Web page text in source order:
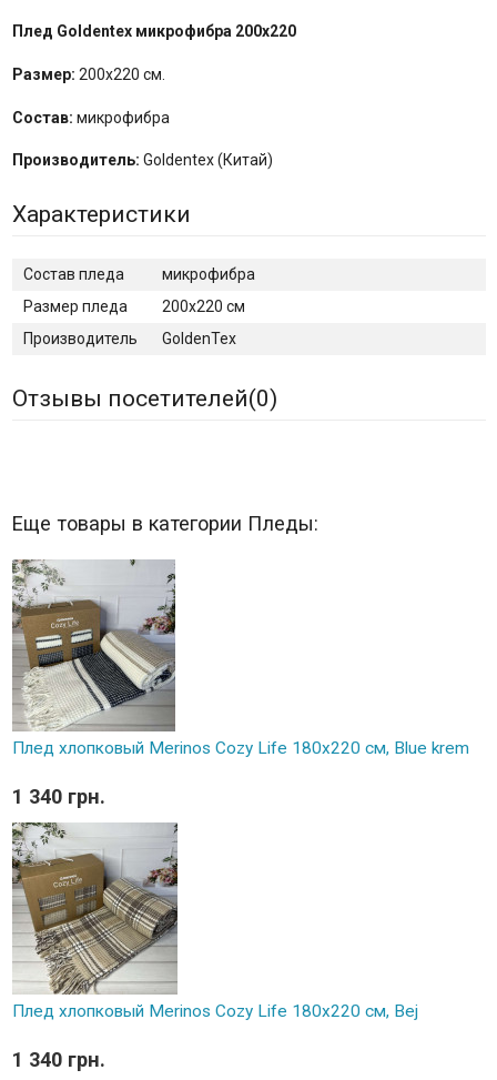
Плед Goldentex микрофибра 200х220
Размер: 200x220 см.
Состав: микрофибра
Производитель: Goldentex (Китай)
Характеристики
Состав пледа
микрофибра
Размер пледа
200х220 см
Производитель
GoldenTex
Отзывы посетителей(0)
Еще товары в категории Пледы:
Плед хлопковый Merinos Cozy Life 180x220 см, Blue krem
1 340 грн.
Плед хлопковый Merinos Cozy Life 180x220 см, Bej
1 340 грн.